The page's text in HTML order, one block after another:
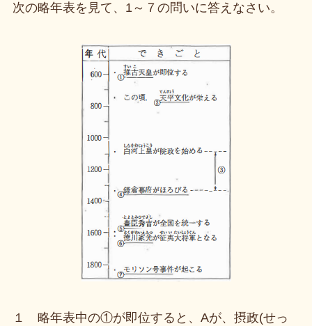
次の略年表を見て、1～７の問いに答えなさい。
１ 略年表中の①が即位すると、Aが、摂政(せっ